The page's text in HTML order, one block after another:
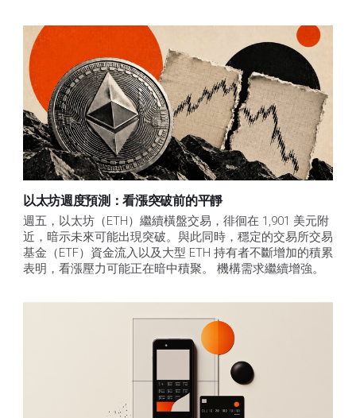
以太坊週度預測：看漲突破前的平靜
週五，以太坊（ETH）繼續橫盤交易，徘徊在 1,901 美元附
近，暗示未來可能出現突破。與此同時，穩定的交易所交易
基金（ETF）資金流入以及大型 ETH 持有者不斷增加的積累
表明，看漲壓力可能正在暗中積聚。 機構需求繼續增強。